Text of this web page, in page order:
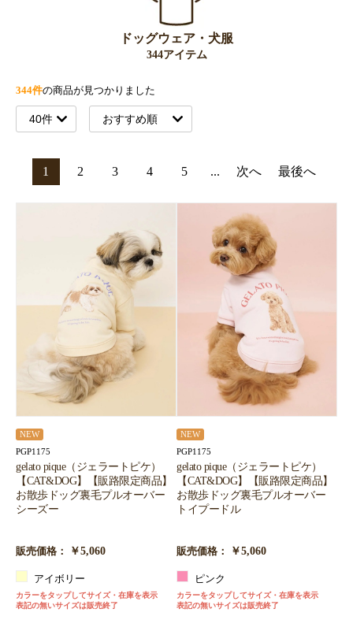
ドッグウェア・犬服
344アイテム
344件の商品が見つかりました
1 2 3 4 5 ... 次へ 最後へ
NEW
PGP1175
gelato pique（ジェラートピケ）
【CAT&DOG】【販路限定商品】
お散歩ドッグ裏毛プルオーバー
シーズー
販売価格： ￥5,060
アイボリー
カラーをタップしてサイズ・在庫を表示
表記の無いサイズは販売終了
NEW
PGP1175
gelato pique（ジェラートピケ）
【CAT&DOG】【販路限定商品】
お散歩ドッグ裏毛プルオーバー
トイプードル
販売価格： ￥5,060
ピンク
カラーをタップしてサイズ・在庫を表示
表記の無いサイズは販売終了